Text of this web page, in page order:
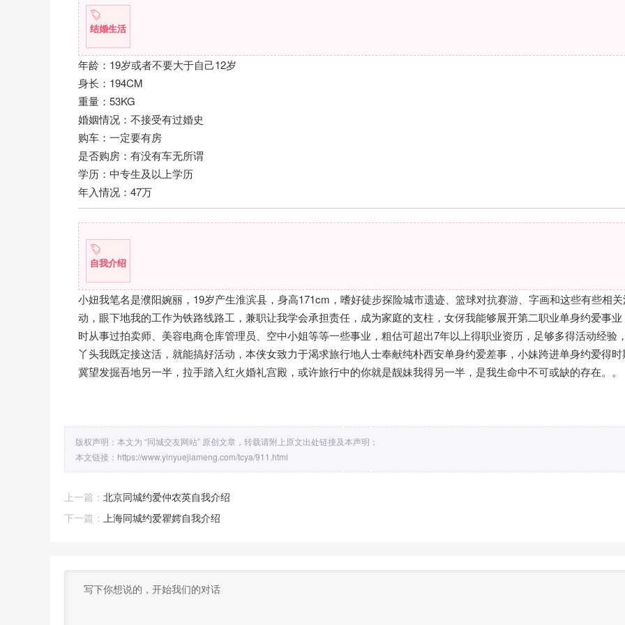
结婚生活
年龄：19岁或者不要大于自己12岁
身长：194CM
重量：53KG
婚姻情况：不接受有过婚史
购车：一定要有房
是否购房：有没有车无所谓
学历：中专生及以上学历
年入情况：47万
自我介绍
小妞我笔名是濮阳婉丽，19岁产生淮滨县，身高171cm，嗜好徒步探险城市遗迹、篮球对抗赛游、字画和这些有些相
动，眼下地我的工作为铁路线路工，兼职让我学会承担责任，成为家庭的支柱，女伢我能够展开第二职业单身约爱事业
时从事过拍卖师、美容电商仓库管理员、空中小姐等等一些事业，粗估可超出7年以上得职业资历，足够多得活动经验
丫头我既定接这活，就能搞好活动，本侠女致力于渴求旅行地人士奉献纯朴西安单身约爱差事，小妹跨进单身约爱得时
冀望发掘吾地另一半，拉手踏入红火婚礼宫殿，或许旅行中的你就是靓妹我得另一半，是我生命中不可或缺的存在。。
版权声明：本文为 “同城交友网站” 原创文章，转载请附上原文出处链接及本声明；
本文链接： https://www.yinyuejiameng.com/tcya/911.html
上一篇： 北京同城约爱仲农英自我介绍
下一篇： 上海同城约爱瞿嫮自我介绍